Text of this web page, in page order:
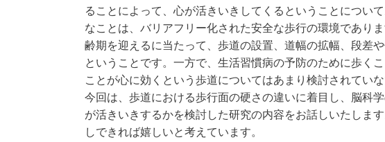
ることによって、 心が活きいきしてくるということについ
なことは、 バリアフリー化された安全な歩行の環境でありま
齢期を迎えるに当たって、歩道の設置、道幅の拡幅、 段差
ということです。一方で、生活習慣病の予防のために歩く
ことが心に効くという歩道についてはあまり検討されてい
今回 は、歩道における歩行面の硬さの違いに着目し、 脳科
が活きいきするかを検討した研究の内容をお話しいたします
しできれば嬉しいと考えています。